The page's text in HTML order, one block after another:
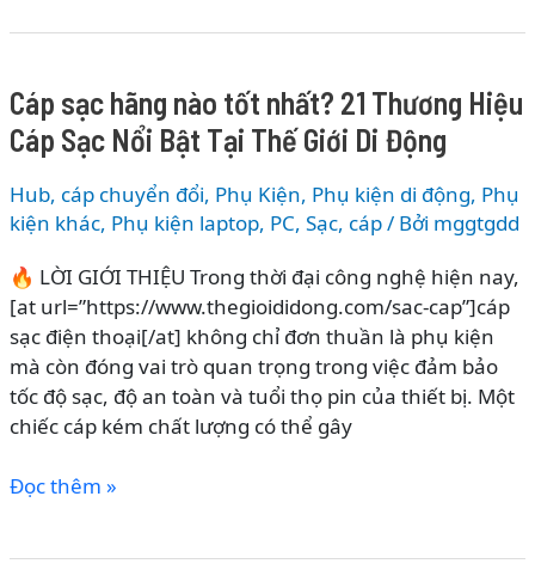
Đựng
Phụ
Nổi
Bật
Thế
Giới
Di
Động
Cáp sạc hãng nào tốt nhất? 21 Thương Hiệu
Cáp Sạc Nổi Bật Tại Thế Giới Di Động
Hub, cáp chuyển đổi, Phụ Kiện, Phụ kiện di động, Phụ
kiện khác, Phụ kiện laptop, PC, Sạc, cáp/ Bởi mggtgdd
🔥 LỜI GIỚI THIỆU Trong thời đại công nghệ hiện nay,
[at url=”https://www.thegioididong.com/sac-cap”]cáp
sạc điện thoại[/at] không chỉ đơn thuần là phụ kiện
mà còn đóng vai trò quan trọng trong việc đảm bảo
tốc độ sạc, độ an toàn và tuổi thọ pin của thiết bị. Một
chiếc cáp kém chất lượng có thể gây
Cáp
Đọc thêm »